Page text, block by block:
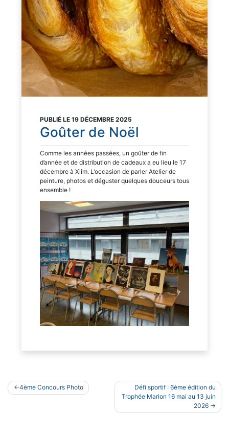
PUBLIÉ LE 19 DÉCEMBRE 2025
Goûter de Noël
Comme les années passées, un goûter de fin
d’année et de distribution de cadeaux a eu lieu le 17
décembre à Xlim. L’occasion de parler Atelier de
peinture, photos et déguster quelques douceurs tous
ensemble !
Navigation
de
4ème Concours Photo
Défi sportif : 6ème édition du
Trophée Marion 16 mai au 13 juin
2026